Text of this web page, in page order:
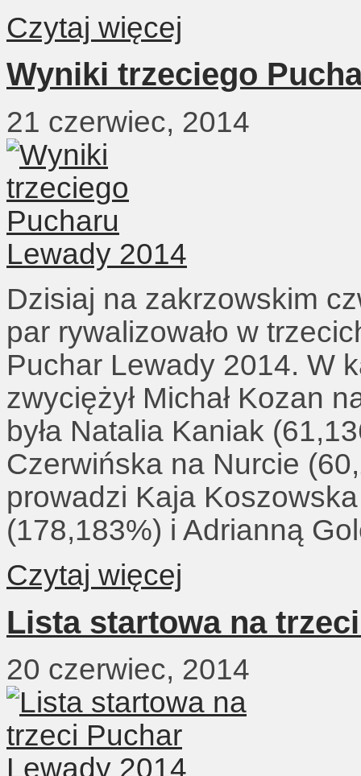
Czytaj więcej
Wyniki trzeciego
21 czerwiec, 2014
Dzisiaj na zakrzowskim
par rywalizowało w
Puchar Lewady 2014. W
zwyciężył Michał Kozan
była Natalia Kaniak
Czerwińska na Nurcie
prowadzi Kaja
(178,183%) i Adrianną
Czytaj więcej
Lista startowa na
20 czerwiec, 2014